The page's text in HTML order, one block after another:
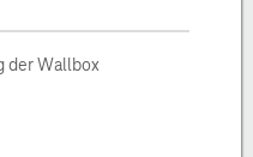
der Wallbox